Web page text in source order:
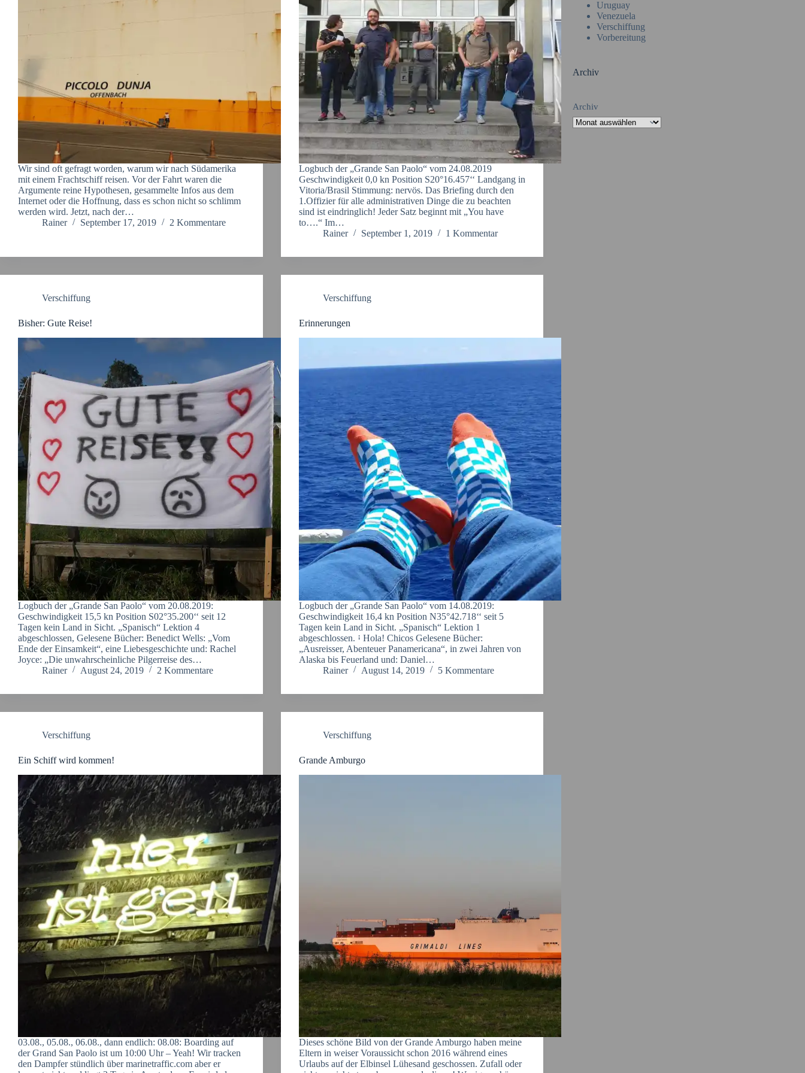
Wir sind oft gefragt worden, warum wir nach Südamerika
mit einem Frachtschiff reisen. Vor der Fahrt waren die
Argumente reine Hypothesen, gesammelte Infos aus dem
Internet oder die Hoffnung, dass es schon nicht so schlimm
werden wird. Jetzt, nach der…
Rainer
September 17, 2019 2 Kommentare
Logbuch der „Grande San Paolo“ vom 24.08.2019
Geschwindigkeit 0,0 kn Position S20°16.457‘‘ Landgang in
Vitoria/Brasil Stimmung: nervös. Das Briefing durch den
1.Offizier für alle administrativen Dinge die zu beachten
sind ist eindringlich! Jeder Satz beginnt mit „You have
to….“ Im…
Rainer
September 1, 2019 1 Kommentar
Verschiffung
Bisher: Gute Reise!
Logbuch der „Grande San Paolo“ vom 20.08.2019:
Geschwindigkeit 15,5 kn Position S02°35.200‘‘ seit 12
Tagen kein Land in Sicht. „Spanisch“ Lektion 4
abgeschlossen, Gelesene Bücher: Benedict Wells: „Vom
Ende der Einsamkeit“, eine Liebesgeschichte und: Rachel
Joyce: „Die unwahrscheinliche Pilgerreise des…
Rainer
August 24, 2019 2 Kommentare
Verschiffung
Erinnerungen
Logbuch der „Grande San Paolo“ vom 14.08.2019:
Geschwindigkeit 16,4 kn Position N35°42.718‘‘ seit 5
Tagen kein Land in Sicht. „Spanisch“ Lektion 1
abgeschlossen. ꜟ Hola! Chicos Gelesene Bücher:
„Ausreisser, Abenteuer Panamericana“, in zwei Jahren von
Alaska bis Feuerland und: Daniel…
Rainer
August 14, 2019 5 Kommentare
Verschiffung
Ein Schiff wird kommen!
03.08., 05.08., 06.08., dann endlich: 08.08: Boarding auf
der Grand San Paolo ist um 10:00 Uhr – Yeah! Wir tracken
den Dampfer stündlich über marinetraffic.com aber er
Verschiffung
Grande Amburgo
Dieses schöne Bild von der Grande Amburgo haben meine
Eltern in weiser Voraussicht schon 2016 während eines
Urlaubs auf der Elbinsel Lühesand geschossen. Zufall oder
Uruguay
Venezuela
Verschiffung
Vorbereitung
Archiv
Archiv